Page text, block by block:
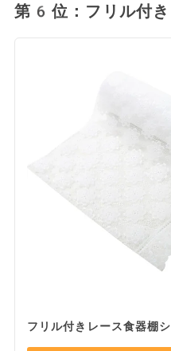
第6位：フリル付き
フリル付きレース食器棚シ